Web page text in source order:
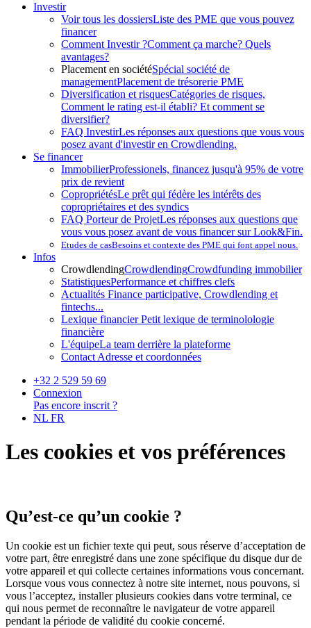
Investir
Voir tous les dossiersListe des PME que vous pouvez
financer
Comment Investir ?Comment ça marche? Quels
avantages?
Placement en sociétéSpécial société de
managementPlacement de trésorerie PME
Diversification et risquesCatégories de risques,
Comment le rating est-il établi? Et comment se
diversifier?
FAQ InvestirLes réponses aux questions que vous vous
posez avant d'investir en Crowdlending.
Se financer
ImmobilierProfessionels, financez jusqu'à 95% de votre
prix de revient
CopropriétésLe prêt qui fédère les intérêts des
copropriétaires et des syndics
FAQ Porteur de ProjetLes réponses aux questions que
vous vous posez avant de vous financer sur Look&Fin.
Etudes de casBesoins et contexte des PME qui font appel nous.
Infos
CrowdlendingCrowdlendingCrowdfunding immobilier
StatistiquesPerformance et chiffres clefs
Actualités Finance participative, Crowdlending et
fintechs...
Lexique financierPetit lexique de terminolologie
financière
L'équipeLa team derrière la plateforme
Contact Adresse et coordonnées
+32 2 529 59 69
Connexion
Pas encore inscrit ?
NL FR
Les cookies et vos préférences
Qu’est-ce qu’un cookie ?
Un cookie est un fichier texte qui peut, sous réserve d’acceptation de
votre part, être enregistré dans une zone spécifique du disque dur de
votre appareil et qui collecte certaines informations vous concernant.
Lorsque vous vous connectez à notre site internet, nous pouvons, si
vous l’acceptez, installer plusieurs cookies dans votre terminal, ce
qui nous permet de reconnaître le navigateur de votre appareil
pendant la période de validité du cookie concerné.